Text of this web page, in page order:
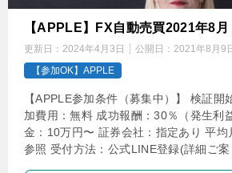
【APPLE】FX自動売買2021年8
更新日： 2024年4月3日 公開日： 2021年8月9
【参加OK】APPLE
【APPLE参加条件（募集中）】 検証開
加費用：無料 成功報酬：30％（発生利
金：10万円〜 証券会社：指定あり 平均
参照 受付方法：公式LINE登録(詳細ご